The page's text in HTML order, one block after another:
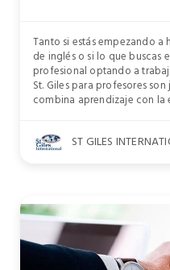
Tanto si estás empezando
de inglés o si lo que buscas
profesional optando a
St. Giles para profesores
combina aprendizaje con
ST GILES